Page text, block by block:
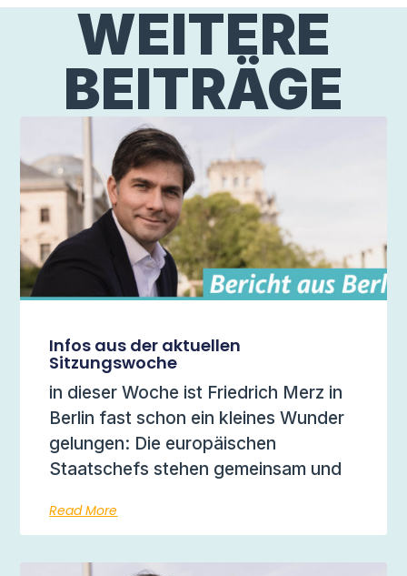
WEITERE
BEITRÄGE
Infos aus der aktuellen
Sitzungswoche
in dieser Woche ist Friedrich Merz in
Berlin fast schon ein kleines Wunder
gelungen: Die europäischen
Staatschefs stehen gemeinsam und
Read More